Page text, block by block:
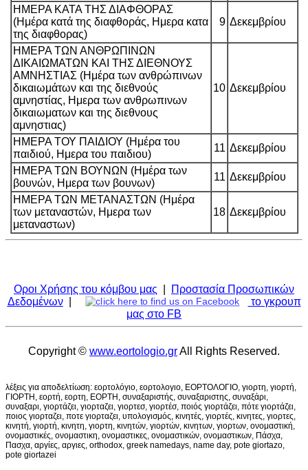
ΗΜΕΡΑ ΚΑΤΑ ΤΗΣ ΔΙΑΦΘΟΡΑΣ
(Ημέρα κατά της διαφθοράς, Ημερα κατα
της διαφθορας)
9 Δεκεμβρίου
ΗΜΕΡΑ ΤΩΝ ΑΝΘΡΩΠΙΝΩΝ
ΔΙΚΑΙΩΜΑΤΩΝ ΚΑΙ ΤΗΣ ΔΙΕΘΝΟΥΣ
ΑΜΝΗΣΤΙΑΣ (Ημέρα των ανθρώπινων
δικαιωμάτων και της διεθνούς
αμνηστίας, Ημερα των ανθρωπινων
δικαιωματων και της διεθνους
αμνηστιας)
10 Δεκεμβρίου
ΗΜΕΡΑ ΤΟΥ ΠΑΙΔΙΟΥ (Ημέρα του
παιδιού, Ημερα του παιδιου)
11 Δεκεμβρίου
ΗΜΕΡΑ ΤΩΝ ΒΟΥΝΩΝ (Ημέρα των
βουνών, Ημερα των βουνων)
11 Δεκεμβρίου
ΗΜΕΡΑ ΤΩΝ ΜΕΤΑΝΑΣΤΩΝ (Ημέρα
των μεταναστών, Ημερα των
μεταναστων)
18 Δεκεμβρίου
Οροι Χρήσης του κόμβου μας
Προστασία Προσωπικών
Δεδομένων|
το γκρουπ
μας στο FB
Copyright © www.eortologio.grAll Rights Reserved.
λέξεις για αποδελτίωση: εορτολόγιο, εορτολογιο, ΕΟΡΤΟΛΟΓΙΟ, γιορτη, γιορτή,
ΓΙΟΡΤΗ, εορτή, εορτη, ΕΟΡΤΗ, συναξαριστής, συναξαριστης, συναξάρι,
συναξαρι, γιορτάζει, γιορταζει, γιορτεσ, γιορτέσ, ποιός γιορτάζει, πότε γιορτάζει,
ποιος γιορταζει, ποτε γιορταζει, υπολογισμός, κινητές, γιορτές, κινητες, γιορτες,
κινητή, γιορτή, κινητη, γιορτη, κινητών, γιορτών, κινητων, γιορτων, ονομαστική,
ονομαστικές, ονομαστικη, ονομαστικες, ονομαστικών, ονομαστικων, Πάσχα,
Πασχα, αργίες, αργιες, orthodox, greek namedays, name day, pote giortazo,
pote giortazei